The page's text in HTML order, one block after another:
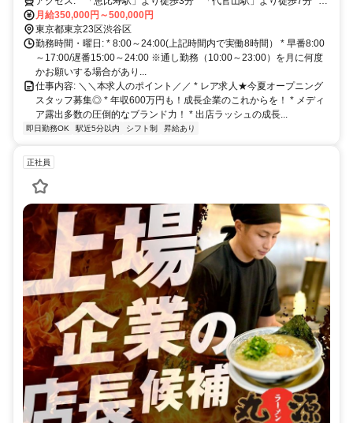
「中目黒駅」より徒歩15分 《アクセス抜群◎通勤便利な好立地！》
恵比寿駅・代官山駅・中目黒駅利用可能◎ JR山手線・埼京線・湘南
新宿ライン、東京メトロ日比谷線、東急東横線などが利用可能。都内
主要エリアからのアクセスも良好で、通勤にも便利な立地です！
月給350,000円～500,000円
東京都東京23区渋谷区
勤務時間・曜日: * 8:00～24:00(上記時間内で実働8時間） * 早番8:00
～17:00/遅番15:00～24:00 ※通し勤務（10:00～23:00）を月に何度
かお願いする場合があり...
仕事内容: ＼＼本求人のポイント／／ * レア求人★今夏オープニング
スタッフ募集◎ * 年収600万円も！成長企業のこれからを！ * メディ
ア露出多数の圧倒的なブランド力！ * 出店ラッシュの成長...
即日勤務OK 駅近5分以内 シフト制 昇給あり
正社員